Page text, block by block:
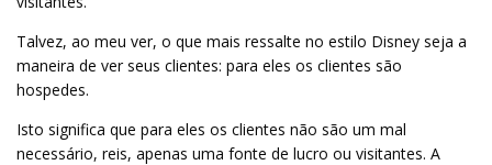
Talvez, ao meu ver, o que mais ressalte no estilo Disney seja a
maneira de ver seus clientes: para eles os clientes são
hospedes.
Isto significa que para eles os clientes não são um mal
necessário, reis, apenas uma fonte de lucro ou visitantes. A